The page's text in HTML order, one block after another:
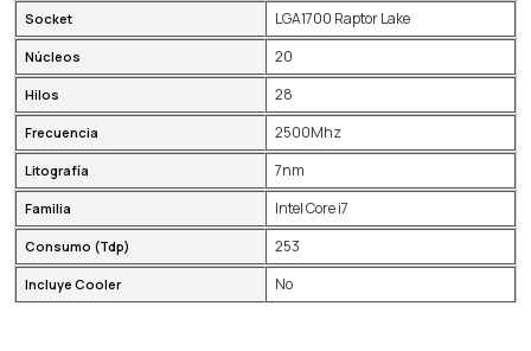
Socket LGA1700 Raptor Lake
Núcleos 20
Hilos 28
Frecuencia 2500Mhz
Litografía 7nm
Familia Intel Core i7
Consumo (Tdp) 253
Incluye Cooler No